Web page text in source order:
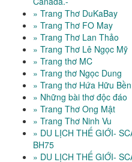
» Trang Thơ DuKaBay
» Trang Thơ FO May
» Trang Thơ Lan Thảo
» Trang Thơ Lê Ngọc Mỹ
» Trang thơ MC
» Trang thơ Ngọc Dung
» Trang thơ Hứa Hữu Bền
» Những bài thơ độc đáo
» Trang Thơ Ong Mật
» Trang Thơ Ninh Vu
» DU LỊCH THẾ GIỚI-
BH75
» DU LỊCH THẾ GIỚI-